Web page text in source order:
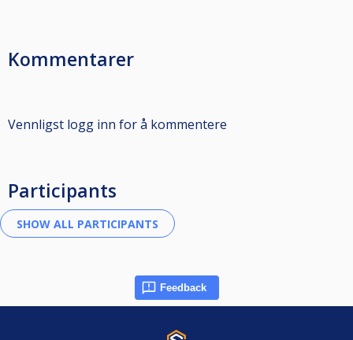
Kommentarer
Vennligst logg inn for å kommentere
Participants
Feedback